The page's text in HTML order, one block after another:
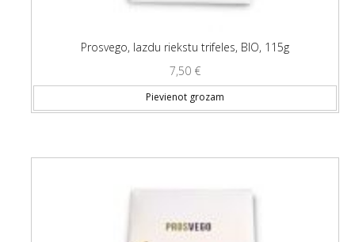
Prosvego, lazdu riekstu trifeles, BIO, 115g
7,50 €
Pievienot grozam